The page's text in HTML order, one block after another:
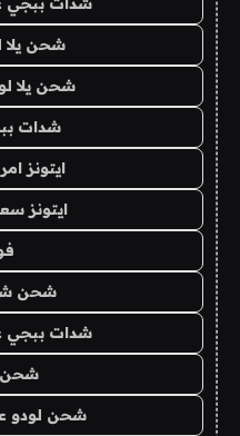
شحن يلا
شحن يلا
شدات
ايتونز
ايتونز
شحن
شدات ببجي
شحن
شحن لودو